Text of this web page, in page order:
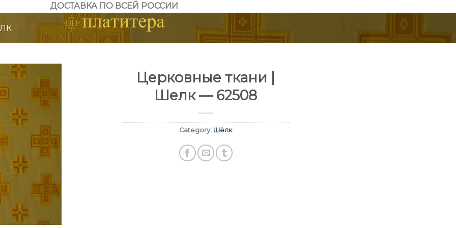
ДОСТАВКА ПО ВСЕЙ РОССИИ
Церковные ткани |
Шелк — 62508
Category: Шёлк